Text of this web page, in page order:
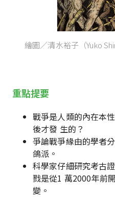
繪圖／清水裕子（Yuko
重點提要
戰爭是人類的內在本
後才發 生的？
爭論戰爭緣由的學者
鴿派。
科學家仔細研究考古
戮是從1 萬2000年前
變。